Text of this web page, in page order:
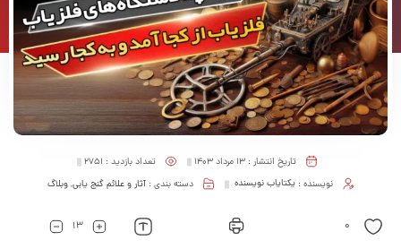
تاریخ انتشار :13 مرداد 1403 تعداد بازدید : 2751
نویسنده :یکتایاب نویسنده دسته بندی :آثار و علائم گنج یابی,وبلاگ
0
13